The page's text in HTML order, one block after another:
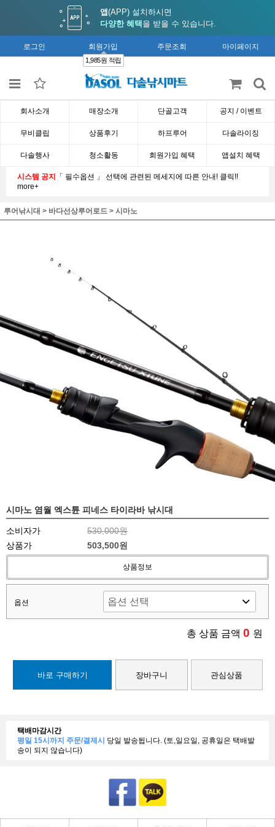
앱(APP) 설치하시면
다양한 혜택 을 받을 수 있습니다.
로그인 회원가입
1,985원 적립
주문조회 마이페이지
회사소개 매장소개 단골고객 공지 / 이벤트
무비클립 상품후기 하프루어 다솔라이징
다솔행사 청소활동 회원가입 혜택 앱설치 혜택
시스템 공지 「 필수옵션 」 선택에 관련된 메세지에 따른 안내! 클릭!!
more+
루어낚시대 > 바다선상루어로드 > 시마노
시마노 염월 엑스튠 피네스 타이라바 낚시대
소비자가
530,000원
상품가
503,500원
상품정보
옵션
총 상품 금액 0 원
바로 구매하기 장바구니 관심상품
택배마감시간
평일 15시까지 주문/결제시 당일 발송됩니다. (토,일요일, 공휴일은 택배발
송이 되지 않습니다)